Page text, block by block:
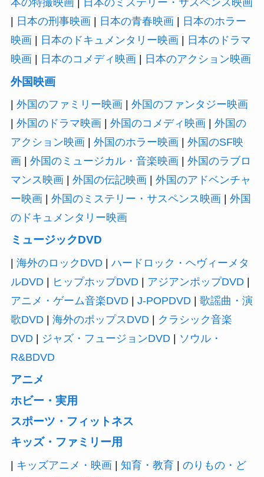
本の特撮映画
日本のミステリー・サスペンス映画
日本の刑事映画 日本の青春映画
日本のホラー
映画
日本のドキュメンタリー映画
日本のドラマ
映画
日本のコメディ映画 日本のアクション映画
外国映画
| 外国のファミリー映画| 外国のファンタジー映画
| 外国のドラマ映画| 外国のコメディ映画| 外国の
アクション映画| 外国のホラー映画| 外国のSF映
画| 外国のミュージカル・音楽映画| 外国のラブロ
マンス映画| 外国の伝記映画| 外国のアドベンチャ
ー映画| 外国のミステリー・サスペンス映画| 外国
のドキュメンタリー映画
ミュージックDVD
| 海外のロックDVD| ハードロック・ヘヴィーメタ
ルDVD| ヒップホップDVD| アジアンポップDVD|
アニメ・ゲーム音楽DVD| J-POPDVD| 歌謡曲・演
歌DVD| 海外のポップスDVD| クラシック音楽
DVD| ジャズ・フュージョンDVD| ソウル・
R&BDVD
アニメ
ホビー・実用
スポーツ・フィットネス
キッズ・ファミリー用
| キッズアニメ・映画| 知育・教育| のりもの・ど